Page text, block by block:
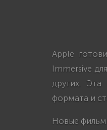
Apple
Immersive
других. Эта
формата и
Новые